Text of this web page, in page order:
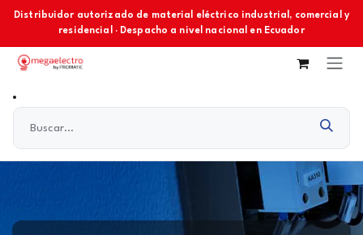
Ir al contenido
Distribuidor autorizado de material eléctrico industrial, comercial y
residencial · Despacho a nivel nacional en Ecuador